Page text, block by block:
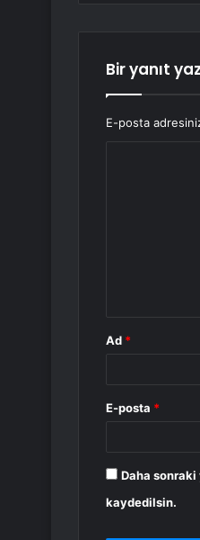
Bir yanıt
E-posta
Ad *
E-posta *
Daha sonraki
kaydedilsin.